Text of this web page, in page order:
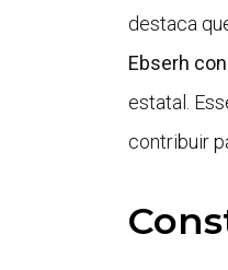
destaca
Ebserh
estatal.
contribuir